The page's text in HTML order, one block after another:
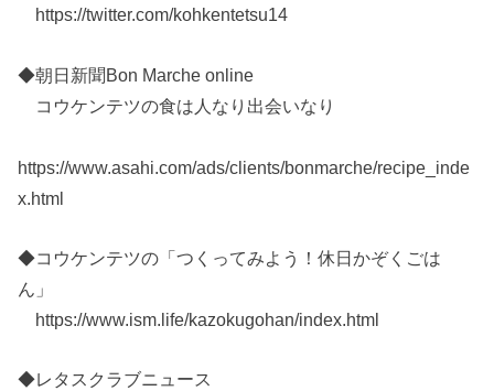
https://twitter.com/kohkentetsu14
◆朝日新聞Bon Marche online
コウケンテツの食は人なり出会いなり
https://www.asahi.com/ads/clients/bonmarche/recipe_inde
x.html
◆コウケンテツの「つくってみよう！休日かぞくごは
ん」
https://www.ism.life/kazokugohan/index.html
◆レタスクラブニュース